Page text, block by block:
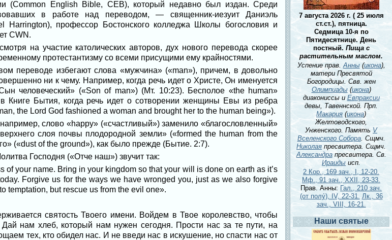
(Common English Bible, CEB), который недавно был издан. Среди
в работе над переводом, — священник-иезуит Даниэль
Harrington), профессор Бостонского колледжа Школы богословия и
CWN.
на участие католических авторов, дух нового перевода скорее
протестантизму со всеми присущими ему крайностями.
переводе избегают слова «мужчина» («man»), причем, в довольно
ни к чему. Например, когда речь идет о Христе, Он именуется
человеческий» («Son of man») (Mт. 10:23). Бесполое «the human»
Книге Бытия, когда речь идет о сотворении женщины Евы из ребра
the Lord God fashioned a woman and brought her to the human being»).
слово «happy» («счастливый») заменило «благословленный»
слоя почвы плодородной земли» («formed the human from the
(«dust of the ground»), как было прежде (Бытие. 2:7).
Господня («Отче наш») звучит так:
your name. Bring in your kingdom so that your will is done on earth as it’s
Forgive us for the ways we have wronged you, just as we also forgive
temptation, but rescue us from the evil one».
святость Твоего имени. Войдем в Твое королевство, чтобы
нам хлеб, который нам нужен сегодня. Прости нас за те пути, на
тех, кто обидел нас. И не введи нас в искушение, но спасти нас от
7 августа 2026 г. ( 25 июля
ст.ст.), пятница.
Седмица 10-я по
Пятидесятнице. День
постный. Пища с
растительным маслом.
Успение прав.Анны(икона),
матери Пресвятой
Богородицы. Свв. жен
Олимпиады(икона)
диакониссы и Евпраксии
девы, Тавеннской. Прп.
Макария (икона)
Желтоводского,
Унженского. Память V
Вселенского Собора. Сщмч.
Николая пресвитера. Сщмч.
Александрапресвитера. Св.
Ираиды исп.
2 Кор., 169 зач., I, 12-20.
Мф., 91 зач., XXII, 23-33.
Прав. Анны: Гал., 210 зач.
(от полу́), IV, 22-31. Лк., 36
зач., VIII, 16-21.
Наши святые